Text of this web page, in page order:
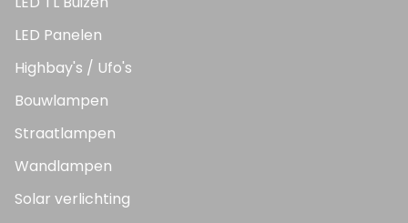
LED Panelen
Highbay's / Ufo's
Bouwlampen
Straatlampen
Wandlampen
Solar verlichting